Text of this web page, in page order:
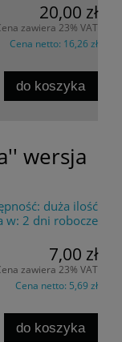
20,00 zł
zawiera 23% VAT
Cena netto: 16,26 zł
do koszyka
wersja
duża ilość
w: 2 dni robocze
7,00 zł
zawiera 23% VAT
Cena netto: 5,69 zł
do koszyka